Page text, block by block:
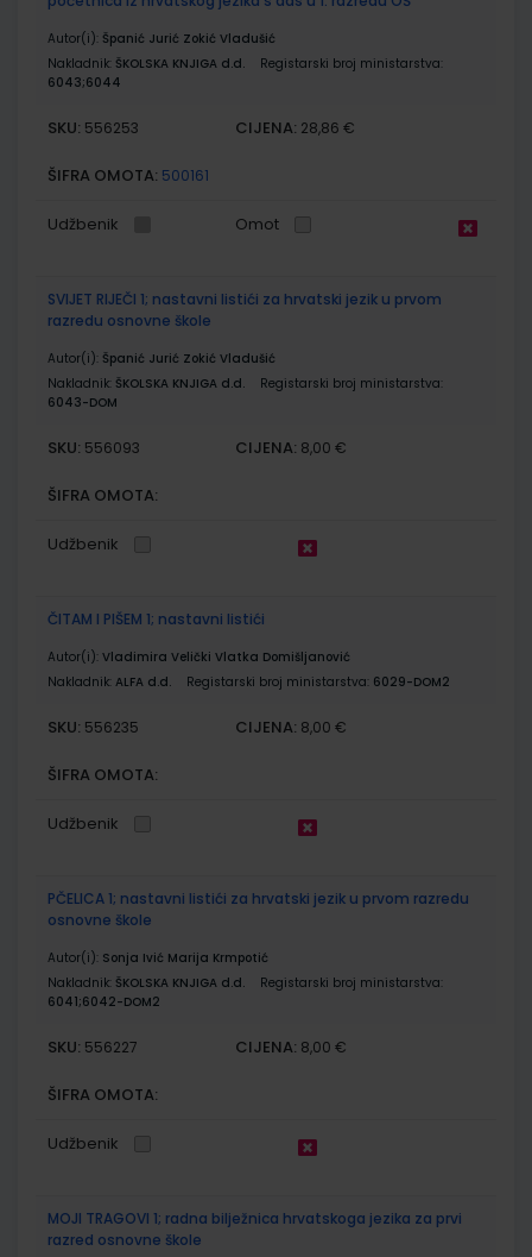
Autor(i): Španić Jurić Zokić Vladušić
Nakladnik: ŠKOLSKA KNJIGA d.d.
Registarski broj ministarstva:
6043;6044
SKU: 556253 CIJENA: 28,86 €
ŠIFRA OMOTA: 500161
Udžbenik Omot
SVIJET RIJEČI 1; nastavni listići za hrvatski jezik u prvom
razredu osnovne škole
Autor(i): Španić Jurić Zokić Vladušić
Nakladnik: ŠKOLSKA KNJIGA d.d.
Registarski broj ministarstva:
6043-DOM
SKU: 556093 CIJENA: 8,00 €
ŠIFRA OMOTA:
Udžbenik
ČITAM I PIŠEM 1; nastavni listići
Autor(i): Vladimira Velički Vlatka Domišljanović
Nakladnik: ALFA d.d. Registarski broj ministarstva: 6029-DOM2
SKU: 556235 CIJENA: 8,00 €
ŠIFRA OMOTA:
Udžbenik
PČELICA 1; nastavni listići za hrvatski jezik u prvom razredu
osnovne škole
Autor(i): Sonja Ivić Marija Krmpotić
Nakladnik: ŠKOLSKA KNJIGA d.d.
Registarski broj ministarstva:
6041;6042-DOM2
SKU: 556227 CIJENA: 8,00 €
ŠIFRA OMOTA:
Udžbenik
MOJI TRAGOVI 1; radna bilježnica hrvatskoga jezika za prvi
razred osnovne škole